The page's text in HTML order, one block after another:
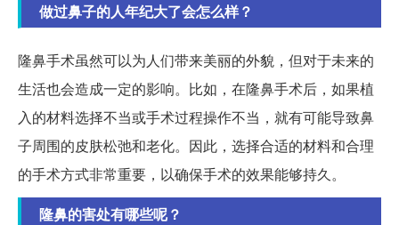
做过鼻子的人年纪大了会怎么样？
隆鼻手术虽然可以为人们带来美丽的外貌，但对于未来的
生活也会造成一定的影响。比如，在隆鼻手术后，如果植
入的材料选择不当或手术过程操作不当，就有可能导致鼻
子周围的皮肤松弛和老化。因此，选择合适的材料和合理
的手术方式非常重要，以确保手术的效果能够持久。
隆鼻的害处有哪些呢？